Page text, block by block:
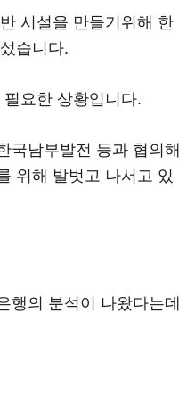
시설을 만들기위해 한
습니다.
요한 상황입니다.
국남부발전 등과 협의해
위해 발벗고 나서고 있
행의 분석이 나왔다는데